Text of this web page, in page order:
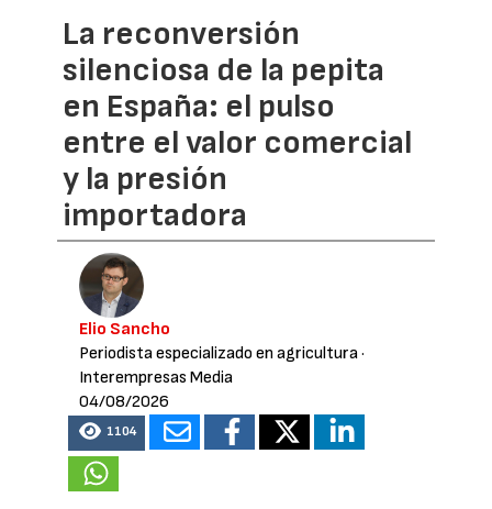
La reconversión
silenciosa de la pepita
en España: el pulso
entre el valor comercial
y la presión
importadora
Elio Sancho
Periodista especializado en agricultura·
Interempresas Media
04/08/2026
1104